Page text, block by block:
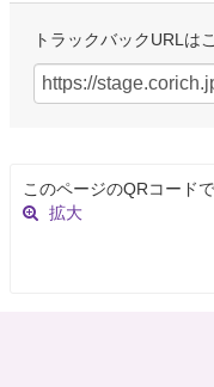
トラックバックURLは
このページのQRコードで
拡大